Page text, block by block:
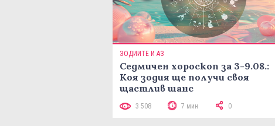
ЗОДИИТЕ И АЗ
Седмичен хороскоп за 3-9.08.:
Коя зодия ще получи своя
щастлив шанс
3 508 7 мин 0